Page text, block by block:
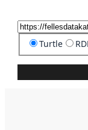
Turtle